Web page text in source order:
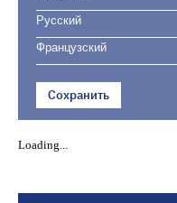
Русский
Французский
Сохранить
Loading...